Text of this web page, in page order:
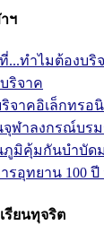
ฯ
...ทำไมต้องบริ
ริจาค
จาคอิเล็กทรอ
จุฬาลงกรณ์บร
มิคุ้มกันบำบัดม
รอุทยาน 100
รียนทุจริต